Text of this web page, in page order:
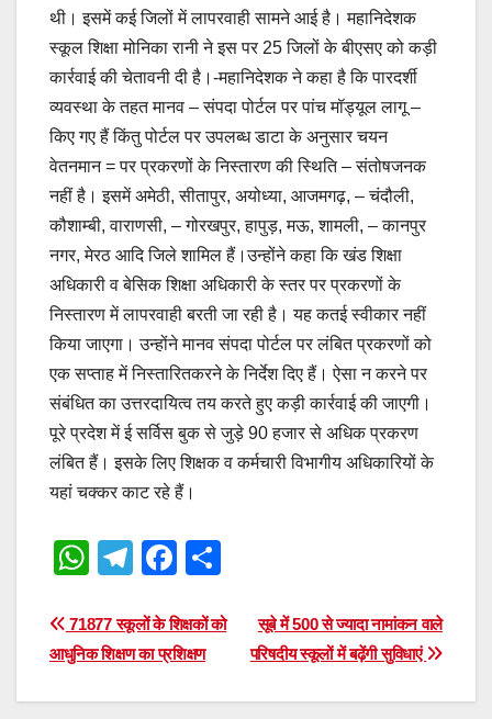
थी। इसमें कई जिलों में लापरवाही सामने आई है। महानिदेशक
स्कूल शिक्षा मोनिका रानी ने इस पर 25 जिलों के बीएसए को कड़ी
कार्रवाई की चेतावनी दी है।-महानिदेशक ने कहा है कि पारदर्शी
व्यवस्था के तहत मानव – संपदा पोर्टल पर पांच मॉड्यूल लागू –
किए गए हैं किंतु पोर्टल पर उपलब्ध डाटा के अनुसार चयन
वेतनमान = पर प्रकरणों के निस्तारण की स्थिति – संतोषजनक
नहीं है। इसमें अमेठी, सीतापुर, अयोध्या, आजमगढ़, – चंदौली,
कौशाम्बी, वाराणसी, – गोरखपुर, हापुड़, मऊ, शामली, – कानपुर
नगर, मेरठ आदि जिले शामिल हैं।उन्होंने कहा कि खंड शिक्षा
अधिकारी व बेसिक शिक्षा अधिकारी के स्तर पर प्रकरणों के
निस्तारण में लापरवाही बरती जा रही है। यह कतई स्वीकार नहीं
किया जाएगा। उन्होंने मानव संपदा पोर्टल पर लंबित प्रकरणों को
एक सप्ताह में निस्तारितकरने के निर्देश दिए हैं। ऐसा न करने पर
संबंधित का उत्तरदायित्व तय करते हुए कड़ी कार्रवाई की जाएगी।
पूरे प्रदेश में ई सर्विस बुक से जुड़े 90 हजार से अधिक प्रकरण
लंबित हैं। इसके लिए शिक्षक व कर्मचारी विभागीय अधिकारियों के
यहां चक्कर काट रहे हैं।
W
at
s
A
T
e
gr
a
F
c
e
b
ar
Post
navigation
सूबे में 500 से ज्यादा नामांकन वाले
परिषदीय स्कूलों में बढ़ेंगी सुविधाएं
71877 स्कूलों के शिक्षकों को
आधुनिक शिक्षण का प्रशिक्षण